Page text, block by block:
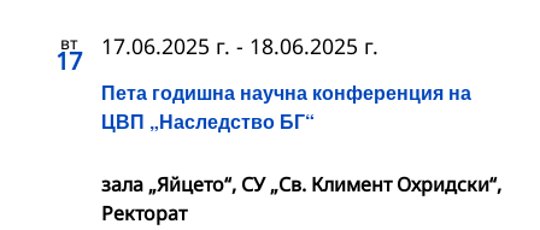
вт
17
Пета годишна научна конференция на
ЦВП „Наследство БГ“
17.06.2025 г. - 18.06.2025 г.
зала „Яйцето“, СУ „Св. Климент Охридски“,
Ректорат